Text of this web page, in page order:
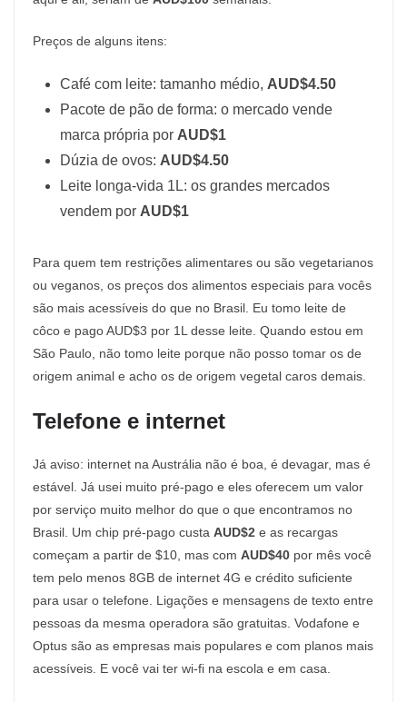
Preços de alguns itens:
Café com leite: tamanho médio, AUD$4.50
Pacote de pão de forma: o mercado vende
marca própria por AUD$1
Dúzia de ovos: AUD$4.50
Leite longa-vida 1L: os grandes mercados
vendem por AUD$1
Para quem tem restrições alimentares ou são vegetarianos
ou veganos, os preços dos alimentos especiais para vocês
são mais acessíveis do que no Brasil. Eu tomo leite de
côco e pago AUD$3 por 1L desse leite. Quando estou em
São Paulo, não tomo leite porque não posso tomar os de
origem animal e acho os de origem vegetal caros demais.
Telefone e internet
Já aviso: internet na Austrália não é boa, é devagar, mas é
estável. Já usei muito pré-pago e eles oferecem um valor
por serviço muito melhor do que o que encontramos no
Brasil. Um chip pré-pago custa AUD$2 e as recargas
começam a partir de $10, mas com AUD$40 por mês você
tem pelo menos 8GB de internet 4G e crédito suficiente
para usar o telefone. Ligações e mensagens de texto entre
pessoas da mesma operadora são gratuitas. Vodafone e
Optus são as empresas mais populares e com planos mais
acessíveis. E você vai ter wi-fi na escola e em casa.